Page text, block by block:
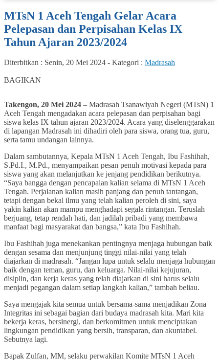
MTsN 1 Aceh Tengah Gelar Acara
Pelepasan dan Perpisahan Kelas IX
Tahun Ajaran 2023/2024
Diterbitkan : Senin, 20 Mei 2024 - Kategori : Madrasah
BAGIKAN
Takengon, 20 Mei 2024 – Madrasah Tsanawiyah Negeri (MTsN) 1
Aceh Tengah mengadakan acara pelepasan dan perpisahan bagi
siswa kelas IX tahun ajaran 2023/2024. Acara yang diselenggarakan
di lapangan Madrasah ini dihadiri oleh para siswa, orang tua, guru,
serta tamu undangan lainnya.
Dalam sambutannya, Kepala MTsN 1 Aceh Tengah, Ibu Fashihah,
S.Pd.I., M.Pd., menyampaikan pesan penuh motivasi kepada para
siswa yang akan melanjutkan ke jenjang pendidikan berikutnya.
“Saya bangga dengan pencapaian kalian selama di MTsN 1 Aceh
Tengah. Perjalanan kalian masih panjang dan penuh tantangan,
tetapi dengan bekal ilmu yang telah kalian peroleh di sini, saya
yakin kalian akan mampu menghadapi segala rintangan. Teruslah
berjuang, tetap rendah hati, dan jadilah pribadi yang membawa
manfaat bagi masyarakat dan bangsa,” kata Ibu Fashihah.
Ibu Fashihah juga menekankan pentingnya menjaga hubungan baik
dengan sesama dan menjunjung tinggi nilai-nilai yang telah
diajarkan di madrasah. “Jangan lupa untuk selalu menjaga hubungan
baik dengan teman, guru, dan keluarga. Nilai-nilai kejujuran,
disiplin, dan kerja keras yang telah diajarkan di sini harus selalu
menjadi pegangan dalam setiap langkah kalian,” tambah beliau.
Saya mengajak kita semua untuk bersama-sama menjadikan Zona
Integritas ini sebagai bagian dari budaya madrasah kita. Mari kita
bekerja keras, bersinergi, dan berkomitmen untuk menciptakan
lingkungan pendidikan yang bersih, transparan, dan akuntabel.
Sebutnya lagi.
Bapak Zulfan, MM, selaku perwakilan Komite MTsN 1 Aceh